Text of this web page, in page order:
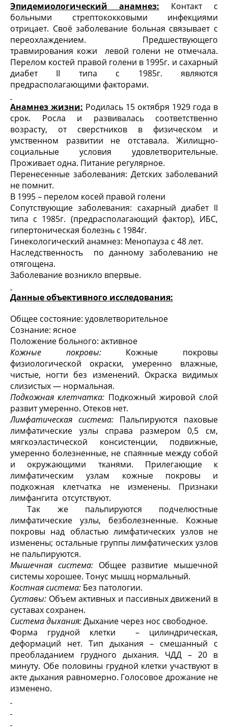
Эпидемиологический анамнез: Контакт с
больными стрептококковыми инфекциями
отрицает. Своё заболевание больная связывает с
переохлаждением. Предшествующего
травмирования кожи левой голени не отмечала.
Перелом костей правой голени в 1995г. и сахарный
диабет II типа с 1985г. являются
предрасполагающими факторами.
Анамнез жизни: Родилась 15 октября 1929 года в
срок. Росла и развивалась соответственно
возрасту, от сверстников в физическом и
умственном развитии не отставала. Жилищно-
социальные условия удовлетворительные.
Проживает одна. Питание регулярное.
Перенесенные заболевания: Детских заболеваний
не помнит.
В 1995 – перелом косей правой голени
Сопутствующие заболевания: сахарный диабет II
типа с 1985г. (предрасполагающий фактор), ИБС,
гипертоническая болезнь с 1984г.
Гинекологический анамнез: Менопауза с 48 лет.
Наследственность по данному заболеванию не
отягощена.
Заболевание возникло впервые.
Данные объективного исследования:
Общее состояние: удовлетворительное
Сознание: ясное
Положение больного: активное
Кожные покровы:Кожные покровы
физиологической окраски, умеренно влажные,
чистые, ногти без изменений. Окраска видимых
слизистых — нормальная.
Подкожная клетчатка: Подкожный жировой слой
развит умеренно. Отеков нет.
Лимфатическая система: Пальпируются паховые
лимфатические узлы справа размером 0,5 см,
мягкоэластической консистенции, подвижные,
умеренно болезненные, не спаянные между собой
и окружающими тканями. Прилегающие к
лимфатическим узлам кожные покровы и
подкожная клетчатка не изменены. Признаки
лимфангита отсутствуют.
Так же пальпируются подчелюстные
лимфатические узлы, безболезненные. Кожные
покровы над областью лимфатических узлов не
изменены; остальные группы лимфатических узлов
не пальпируются.
Мышечная система:Общее развитие мышечной
системы хорошее. Тонус мышц нормальный.
Костная система: Без патологии.
Суставы: Объем активных и пассивных движений в
суставах сохранен.
Система дыхания:Дыхание через нос свободное.
Форма грудной клетки – цилиндрическая,
деформаций нет. Тип дыхания – смешанный с
преобладанием грудного дыхания. ЧДД – 20 в
минуту. Обе половины грудной клетки участвуют в
акте дыхания равномерно. Голосовое дрожание не
изменено.